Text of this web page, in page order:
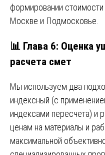
формировании стоимости
Москве и Подмосковье.
📊 Глава 6: Оценка
расчета смет
Мы используем два
индексный (с
индексами пересчета) и
ценам на материалы и
максимальной